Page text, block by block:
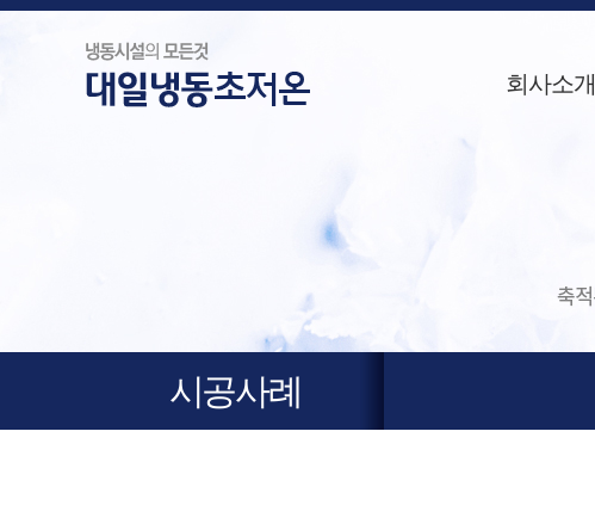
회사소개
시공사례